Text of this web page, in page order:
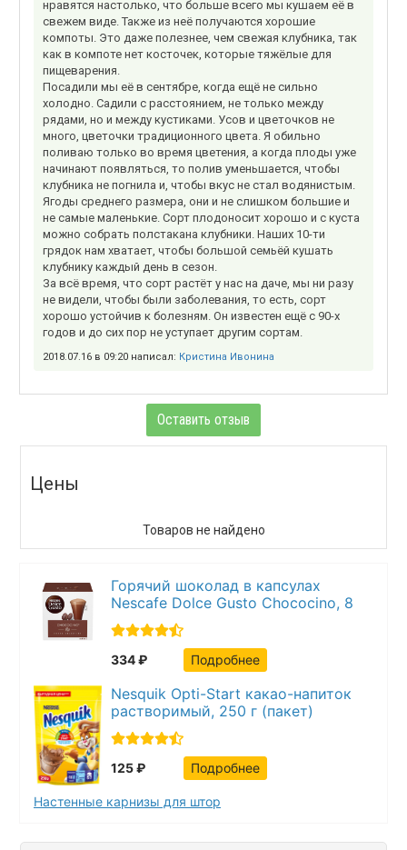
нравятся настолько, что больше всего мы кушаем её в
свежем виде. Также из неё получаются хорошие
компоты. Это даже полезнее, чем свежая клубника, так
как в компоте нет косточек, которые тяжёлые для
пищеварения.
Посадили мы её в сентябре, когда ещё не сильно
холодно. Садили с расстоянием, не только между
рядами, но и между кустиками. Усов и цветочков не
много, цветочки традиционного цвета. Я обильно
поливаю только во время цветения, а когда плоды уже
начинают появляться, то полив уменьшается, чтобы
клубника не погнила и, чтобы вкус не стал водянистым.
Ягоды среднего размера, они и не слишком большие и
не самые маленькие. Сорт плодоносит хорошо и с куста
можно собрать полстакана клубники. Наших 10-ти
грядок нам хватает, чтобы большой семьёй кушать
клубнику каждый день в сезон.
За всё время, что сорт растёт у нас на даче, мы ни разу
не видели, чтобы были заболевания, то есть, сорт
хорошо устойчив к болезням. Он известен ещё с 90-х
годов и до сих пор не уступает другим сортам.
2018.07.16 в 09:20 написал: Кристина Ивонина
Оставить отзыв
Цены
Товаров не найдено
Горячий шоколад в капсулах
Nescafe Dolce Gusto Chococino, 8
порций
334 ₽ Подробнее
Nesquik Opti-Start какао-напиток
растворимый, 250 г (пакет)
125 ₽ Подробнее
Настенные карнизы для штор